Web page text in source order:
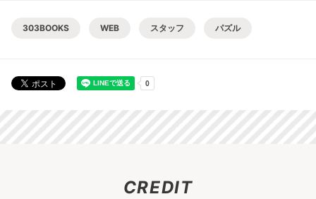
303BOOKS WEB スタッフ パズル
CREDIT